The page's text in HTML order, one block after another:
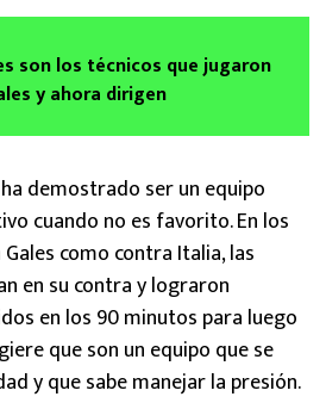
son los técnicos que jugaron
y ahora dirigen
demostrado ser un equipo
cuando no es favorito. En los
como contra Italia, las
en su contra y lograron
en los 90 minutos para luego
que son un equipo que se
y que sabe manejar la presión.